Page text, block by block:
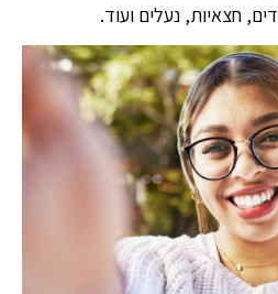
חצאיות, נעלים ועוד.